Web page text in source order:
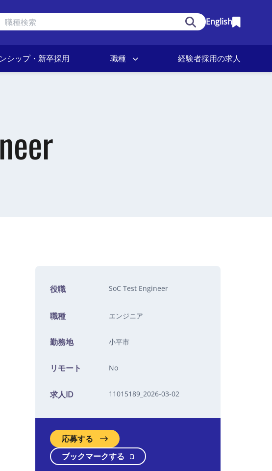
English
シップ・新卒採用 職種 経験者採用の求人
役職 SoC Test Engineer
職種 エンジニア
勤務地 小平市
リモート No
求人ID 11015189_2026-03-02
応募する
ブックマークする